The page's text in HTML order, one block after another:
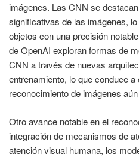
imágenes. Las CNN se
significativas de las imágenes,
objetos con una precisión
de OpenAI exploran formas de
CNN a través de nuevas
entrenamiento, lo que conduce
reconocimiento de imágenes
Otro avance notable en el
integración de mecanismos de
atención visual humana, los